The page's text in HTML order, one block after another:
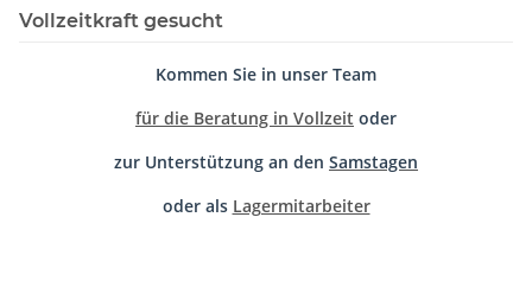
Vollzeitkraft gesucht
Kommen Sie in unser Team
für die Beratung in Vollzeit oder
zur Unterstützung an den Samstagen
oder als Lagermitarbeiter